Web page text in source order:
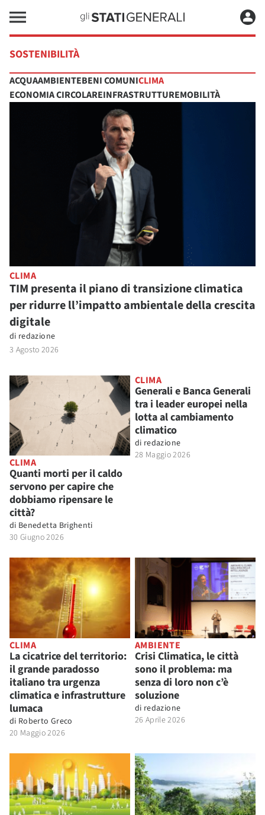
SOSTENIBILITÀ
ACQUAAMBIENTEBENI COMUNICLIMA
ECONOMIA CIRCOLAREINFRASTRUTTUREMOBILITÀ
CLIMA
TIM presenta il piano di transizione climatica
per ridurre ll’impatto ambientale della crescita
digitale
di redazione
3 Agosto 2026
CLIMA
Quanti morti per il caldo
servono per capire che
dobbiamo ripensare le
città?
di Benedetta Brighenti
30 Giugno 2026
CLIMA
Generali e Banca Generali
tra i leader europei nella
lotta al cambiamento
climatico
di redazione
28 Maggio 2026
CLIMA
La cicatrice del territorio:
il grande paradosso
italiano tra urgenza
climatica e infrastrutture
lumaca
di Roberto Greco
20 Maggio 2026
AMBIENTE
Crisi Climatica, le città
sono il problema: ma
senza di loro non c’è
soluzione
di redazione
26 Aprile 2026